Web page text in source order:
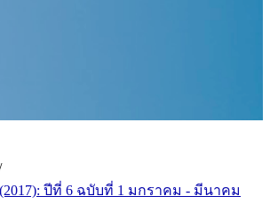
ปีที่ 6 ฉบับที่ 1 มกราคม - มีนาคม